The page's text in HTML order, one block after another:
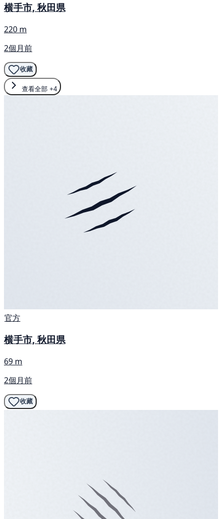
横手市, 秋田県
220 m
2個月前
收藏
查看全部 +4
官方
横手市, 秋田県
69 m
2個月前
收藏